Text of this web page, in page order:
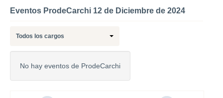
Eventos ProdeCarchi 12 de Diciembre de 2024
Todos los cargos
No hay eventos de ProdeCarchi